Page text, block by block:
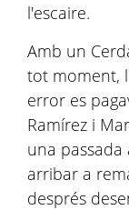
l'escaire.
Amb un
tot moment,
error es
Ramírez i
una passada
arribar a
després